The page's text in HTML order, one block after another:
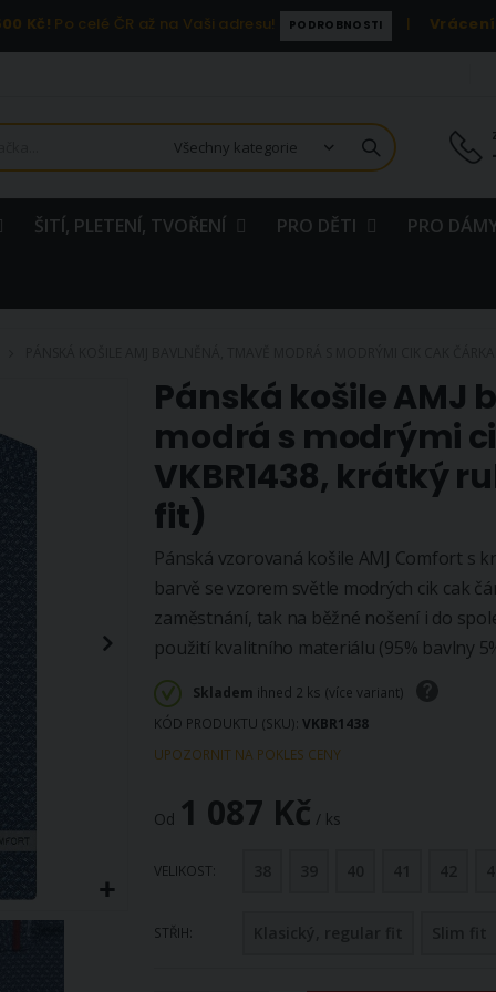
Kč! Po celé ČR až na Vaši adresu! PODROBNOSTI |
ŠITÍ, PLETENÍ, TVOŘENÍ PRO DĚTI PRO
Pánská košile AMJ
modrá s modrými
VKBR1438, krátký
fit)
Pánská vzorovaná košile AMJ Comfort s
barvě se vzorem světle modrých cik cak
zaměstnání, tak na běžné nošení i do
použití kvalitního materiálu (95% bavlny
Skladem ihned 2 ks (více variant)
KÓD PRODUKTU (SKU) VKBR1438
UPOZORNIT NA POKLES CENY
Od 1 087 Kč / ks
VELIKOST
STŘIH